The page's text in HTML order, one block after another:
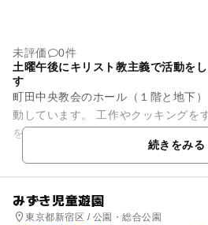
未評価
0件
土曜午後にキリスト教主義で活動を
す
町田中央教会のホール（１階と地下
動しています。 工作やクッキングを
を歌ったりダンスをする時間と、子
続きをみる
みずき児童遊園
東京都新宿区 / 公園・総合公園